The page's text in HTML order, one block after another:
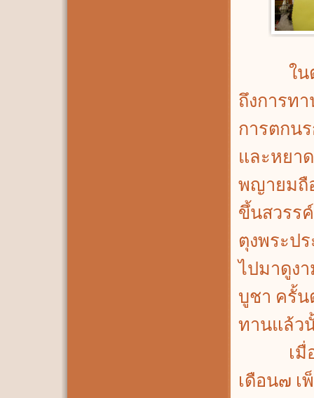
ในตำน
ถึงการท
การตกน
และหยา
พญายมถื
ขึ้นสวรร
ตุงพระป
ไปมาดูง
บูชา ครั้น
ทานแล้ว
เมื่อตติ
เดือน๗